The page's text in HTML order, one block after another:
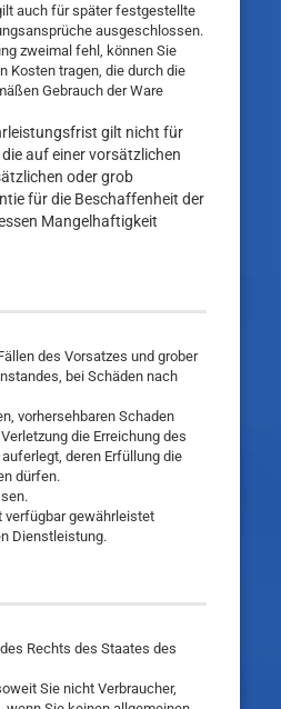
auch für später festgestellte
ausgeschlossen.
zweimal fehl, können Sie
Kosten tragen, die durch die
Gebrauch der Ware
gilt nicht für
auf einer vorsätzlichen
oder grob
für die Beschaffenheit der
Mangelhaftigkeit
des Vorsatzes und grober
bei Schäden nach
vorhersehbaren Schaden
die Erreichung des
deren Erfüllung die
dürfen.
verfügbar gewährleistet
Dienstleistung.
Rechts des Staates des
Sie nicht Verbraucher,